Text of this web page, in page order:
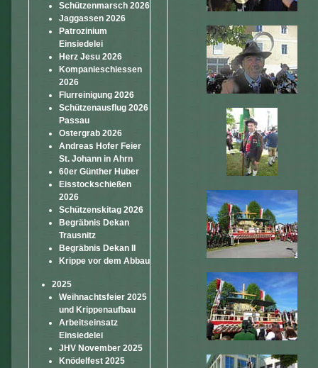
Schützenmarsch 2026
Jaggassen 2026
Patrozinium
Einsiedelei
Herz Jesu 2026
Kompanieschiessen
2026
Flurreinigung 2026
Schützenausflug 2026
Passau
Ostergrab 2026
Andreas Hofer Feier
St. Johann in Ahrn
60er Günther Huber
Eisstockschießen
2026
Schützenskitag 2026
Begräbnis Dekan
Trausnitz
Begräbnis Dekan II
Krippe vor dem Abbau
2025
Weihnachtsfeier 2025
und Krippenaufbau
Arbeitseinsatz
Einsiedelei
JHV November 2025
Knödelfest 2025